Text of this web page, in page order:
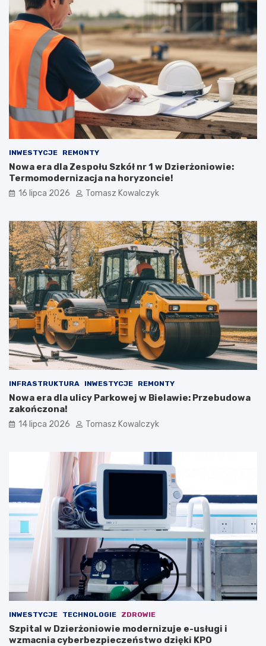
INWESTYCJE REMONTY
Nowa era dla Zespołu Szkół nr 1 w Dzierżoniowie:
Termomodernizacja na horyzoncie!
16 lipca 2026 Tomasz Kowalczyk
INFRASTRUKTURA INWESTYCJE REMONTY
Nowa era dla ulicy Parkowej w Bielawie: Przebudowa
zakończona!
14 lipca 2026 Tomasz Kowalczyk
INWESTYCJE TECHNOLOGIE ZDROWIE
Szpital w Dzierżoniowie modernizuje e-usługi i
wzmacnia cyberbezpieczeństwo dzięki KPO